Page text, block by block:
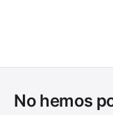
No hemos